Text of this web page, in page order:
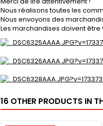
Nous réalisons toutes les
Nous envoyons des
Les marchandises doivent
16 OTHER PRODUCTS IN